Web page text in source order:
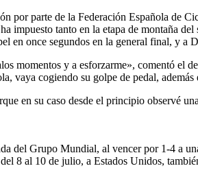
por parte de la Federación Española de
impuesto tanto en la etapa de montaña
en once segundos en la general final, y a
momentos y a esforzarme», comentó el
vaya cogiendo su golpe de pedal,
en su caso desde el principio observé
del Grupo Mundial, al vencer por 1-4 a
8 al 10 de julio, a Estados Unidos,